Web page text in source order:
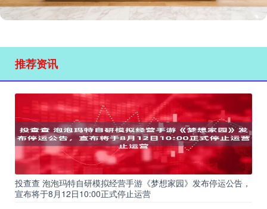
推荐资讯
投查查 泡泡玛特自研模拟经营手游《梦想家园》发布停运公告，
宣布将于8月12日10:00正式停止运营